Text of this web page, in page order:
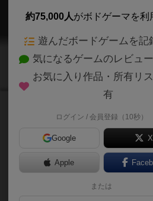
ヘルパゴス：島の先客と
Hellapagos: They're No
ジャングルの奥で出会う
も敵？ 疑心暗鬼の無人
な要素と漂着物！
約75,000人がボドゲーマを利
遊んだボードゲームを記
気になるゲームのレビュ
お気に入り作品・所有リ
有
ログイン / 会員登録（10秒）
Google X
Apple
または